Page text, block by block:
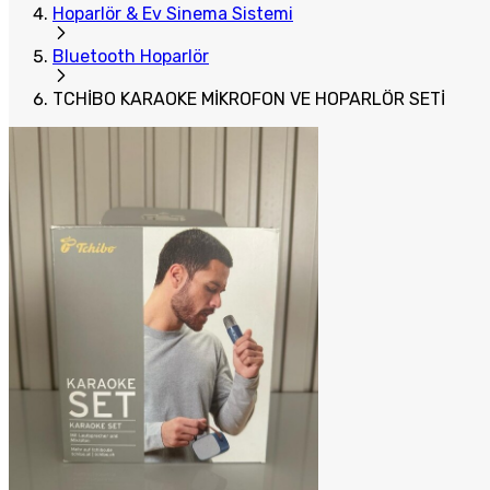
Hoparlör & Ev Sinema Sistemi
Bluetooth Hoparlör
TCHİBO KARAOKE MİKROFON VE HOPARLÖR SETİ